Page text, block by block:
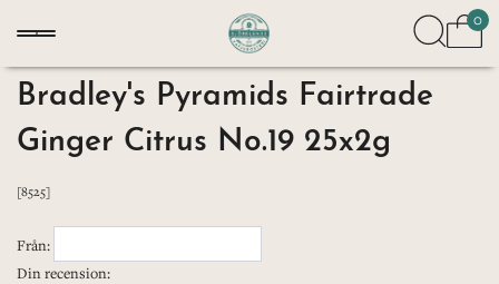
0
Bradley's Pyramids Fairtrade
Ginger Citrus No.19 25x2g
[8525]
Från:
Din recension: